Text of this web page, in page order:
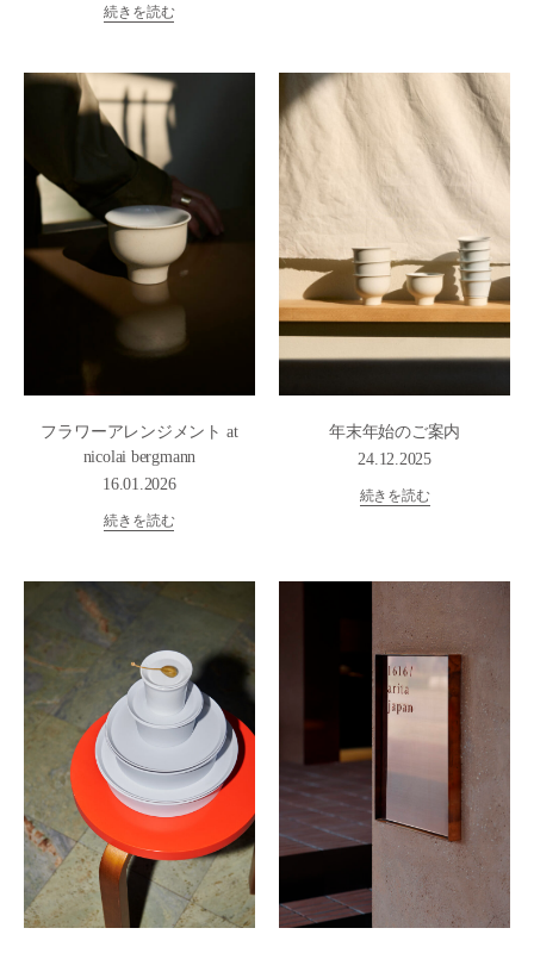
続きを読む
フラワーアレンジメント at
nicolai bergmann
16.01.2026
続きを読む
年末年始のご案内
24.12.2025
続きを読む